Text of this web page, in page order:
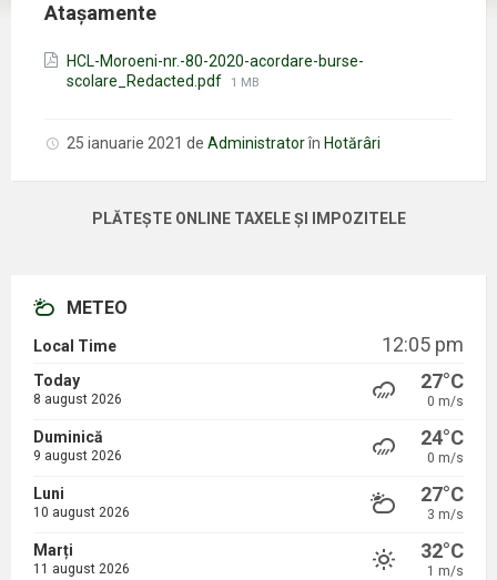
Atașamente
HCL-Moroeni-nr.-80-2020-acordare-burse-
scolare_Redacted.pdf Mărimea
1 MB
25 ianuarie 2021 de Administratorîn Hotărâri
PLĂTEȘTE ONLINE TAXELE ȘI IMPOZITELE
METEO
Local Time 12:05 pm
Today
8 august 2026
27°C
0 m/s
Duminică
9 august 2026
24°C
0 m/s
Luni
10 august 2026
27°C
3 m/s
Marți
11 august 2026
32°C
1 m/s